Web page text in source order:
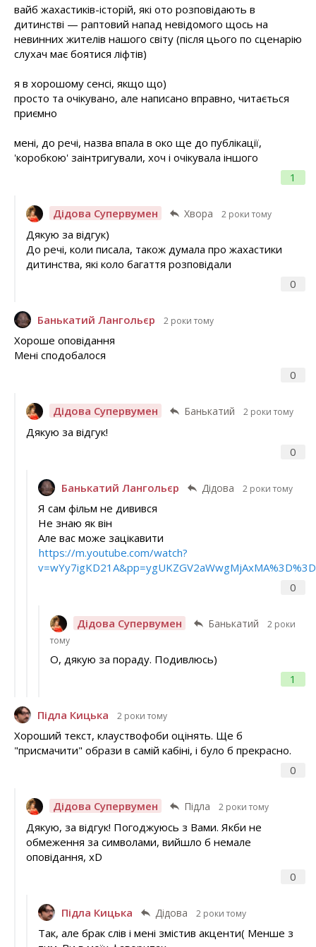
1
вайб жахастиків-історій, які ото розповідають в
дитинстві — раптовий напад невідомого щось на
невинних жителів нашого світу (після цього по сценарію
слухач має боятися ліфтів)
я в хорошому сенсі, якщо що)
просто та очікувано, але написано вправно, читається
приємно
мені, до речі, назва впала в око ще до публікації,
'коробкою' заінтригували, хоч і очікувала іншого
Дідова Супервумен Хвора 2 роки тому
0
Дякую за відгук)
До речі, коли писала, також думала про жахастики
дитинства, які коло багаття розповідали
Банькатий Лангольєр 2 роки тому
0
Хороше оповідання
Мені сподобалося
Дідова Супервумен Банькатий 2 роки тому
0
Дякую за відгук!
Банькатий Лангольєр Дідова 2 роки тому
0
Я сам фільм не дивився
Не знаю як він
Але вас може зацікавити
https://m.youtube.com/watch?
v=wYy7igKD21A&pp=ygUKZGV2aWwgMjAxMA%3D%3D
Дідова Супервумен Банькатий
2 роки
тому
1
О, дякую за пораду. Подивлюсь)
Підла Кицька 2 роки тому
0
Хороший текст, клауствофоби оцінять. Ще б
"присмачити" образи в самій кабіні, і було б прекрасно.
Дідова Супервумен Підла 2 роки тому
0
Дякую, за відгук! Погоджуюсь з Вами. Якби не
обмеження за символами, вийшло б немале
оповідання, хD
Підла Кицька Дідова 2 роки тому
Так, але брак слів і мені змістив акценти( Менше з